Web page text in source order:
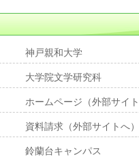
神戸親和大学
大学院文学研究科
ホームページ（外部サイト
資料請求（外部サイトへ）
鈴蘭台キャンパス